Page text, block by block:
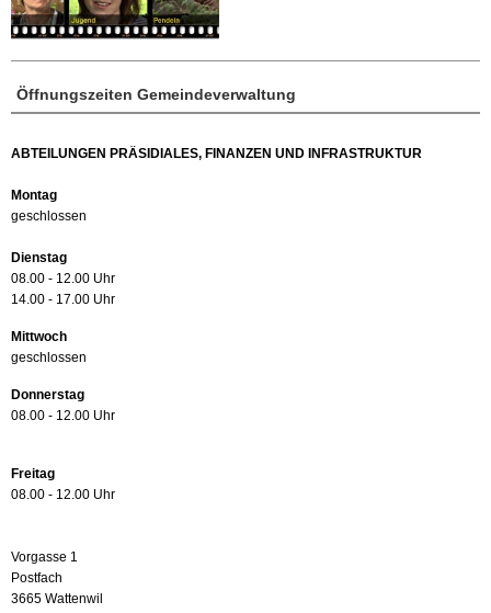
Öffnungszeiten Gemeindeverwaltung
ABTEILUNGEN PRÄSIDIALES, FINANZEN UND INFRASTRUKTUR
Montag
geschlossen
Dienstag
08.00 - 12.00 Uhr
14.00 - 17.00 Uhr
Mittwoch
geschlossen
Donnerstag
08.00 - 12.00 Uhr
Freitag
08.00 - 12.00 Uhr
Vorgasse 1
Postfach
3665 Wattenwil